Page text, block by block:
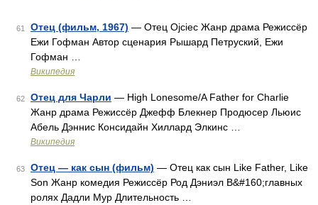
61 Отец (фильм, 1967) — Отец Ojciec Жанр драма Режиссёр
Ежи Гофман Автор сценария Рышард Петруский, Ежи
Гофман …
Википедия
62 Отец для Чарли — High Lonesome/A Father for Charlie
Жанр драма Режиссёр Джефф Блекнер Продюсер Льюис
Абель Дэннис Консидайн Хиллард Элкинс …
Википедия
63 Отец — как сын (фильм) — Отец как сын Like Father, Like
Son Жанр комедия Режиссёр Род Дэниэл В&#160;главных
ролях Дадли Мур Длительность …